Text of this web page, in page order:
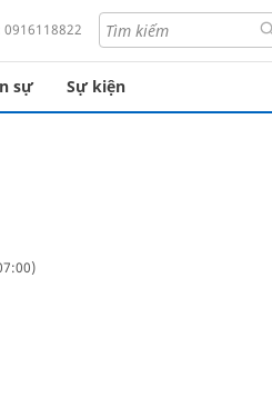
0916118822
sự Sự kiện